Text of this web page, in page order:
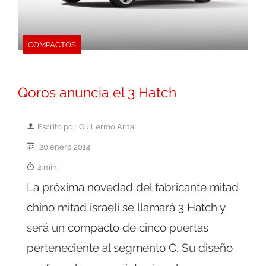
COMPACTOS
Qoros anuncia el 3 Hatch
Escrito por: Guillermo Arnal
20 enero 2014
2 min.
La próxima novedad del fabricante mitad
chino mitad israelí se llamará 3 Hatch y
será un compacto de cinco puertas
perteneciente al segmento C. Su diseño